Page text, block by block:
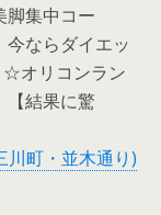
脚集中コー
ならダイエッ
☆オリコンラン
【結果に驚
川町・並木通り)